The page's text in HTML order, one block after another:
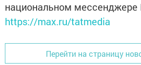
национальном мессенджере
https://max.ru/tatmedia
Перейти на страницу